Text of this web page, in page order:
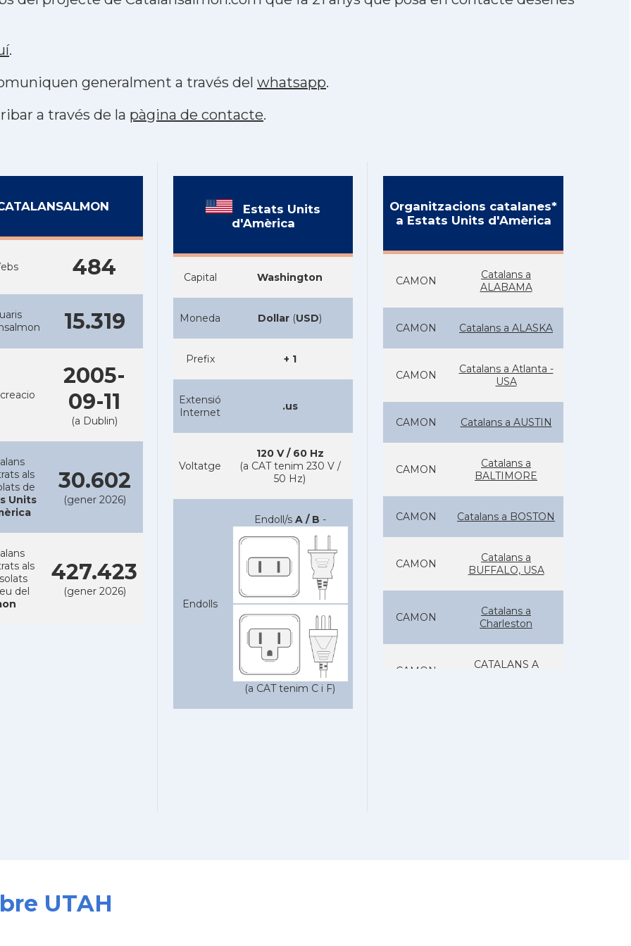
.
generalment a través del whatsapp.
a través de la pàgina de contacte.
484
15.319
2005-
09-11
(a Dublin)
als
de
Units
30.602
(gener 2026)
als
del
427.423
(gener 2026)
Estats Units
d'Amèrica
Capital Washington
Moneda Dollar (USD)
Prefix + 1
Extensió
Internet
.us
Voltatge
120 V / 60 Hz
(a CAT tenim 230 V /
50 Hz)
Endolls
Endoll/s A / B -
(a CAT tenim C i F)
Organitzacions catalanes*
a Estats Units d'Amèrica
CAMON
Catalans a
ALABAMA
CAMON Catalans a ALASKA
CAMON
Catalans a Atlanta -
USA
CAMON Catalans a AUSTIN
CAMON
Catalans a
BALTIMORE
CAMON Catalans a BOSTON
CAMON
Catalans a
BUFFALO, USA
CAMON
Catalans a
Charleston
CAMON
CATALANS A
UTAH